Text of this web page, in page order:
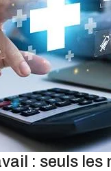
: seuls les